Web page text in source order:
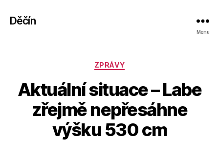
Děčín
Menu
Rubriky
ZPRÁVY
Aktuální situace – Labe
zřejmě nepřesáhne
výšku 530 cm
A
u
t
o